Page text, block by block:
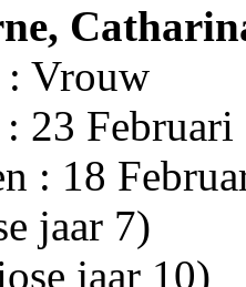
: Vrouw
: 23
: 18
jaar 7)
jaar 10)